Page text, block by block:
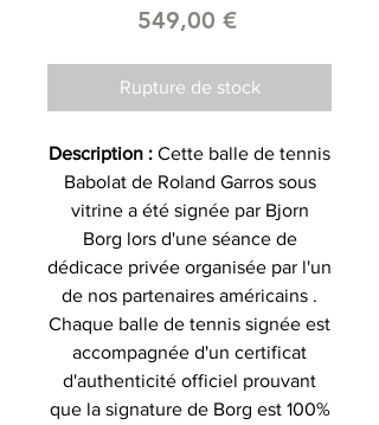
549,00 €Prix
Rupture de stock
Description : Cette balle de tennis
Babolat de Roland Garros sous
vitrine a été signée par Bjorn
Borg lors d'une séance de
dédicace privée organisée par l'un
de nos partenaires américains .
Chaque balle de tennis signée est
accompagnée d'un certificat
d'authenticité officiel prouvant
que la signature de Borg est 100%